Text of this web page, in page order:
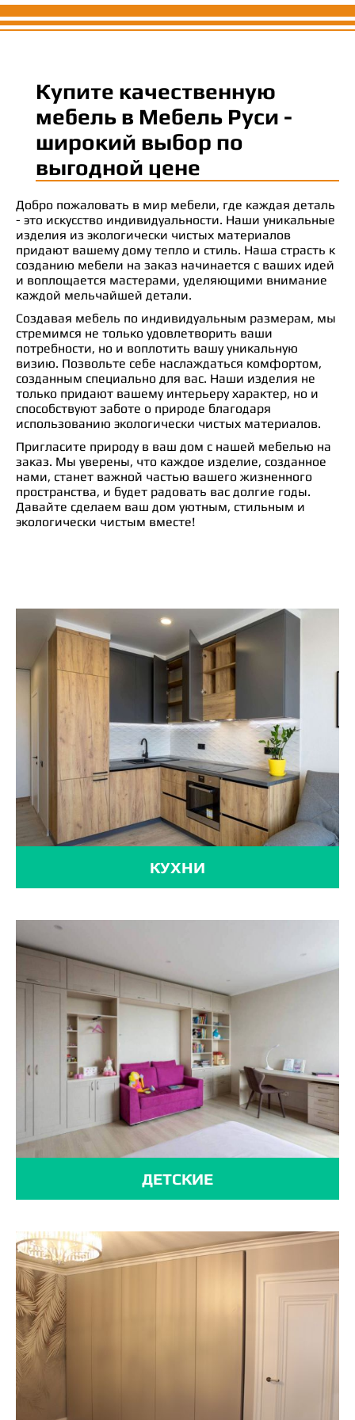
Купите качественную
мебель в Мебель Руси -
широкий выбор по
выгодной цене
Добро пожаловать в мир мебели, где каждая деталь
- это искусство индивидуальности. Наши уникальные
изделия из экологически чистых материалов
придают вашему дому тепло и стиль. Наша страсть к
созданию мебели на заказ начинается с ваших идей
и воплощается мастерами, уделяющими внимание
каждой мельчайшей детали.
Создавая мебель по индивидуальным размерам, мы
стремимся не только удовлетворить ваши
потребности, но и воплотить вашу уникальную
визию. Позвольте себе наслаждаться комфортом,
созданным специально для вас. Наши изделия не
только придают вашему интерьеру характер, но и
способствуют заботе о природе благодаря
использованию экологически чистых материалов.
Пригласите природу в ваш дом с нашей мебелью на
заказ. Мы уверены, что каждое изделие, созданное
нами, станет важной частью вашего жизненного
пространства, и будет радовать вас долгие годы.
Давайте сделаем ваш дом уютным, стильным и
экологически чистым вместе!
КУХНИ
ДЕТСКИЕ